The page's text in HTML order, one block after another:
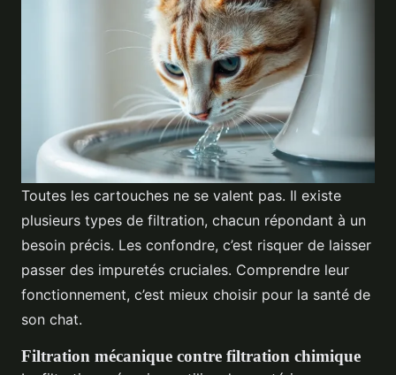
Toutes les cartouches ne se valent pas. Il existe
plusieurs types de filtration, chacun répondant à un
besoin précis. Les confondre, c’est risquer de laisser
passer des impuretés cruciales. Comprendre leur
fonctionnement, c’est mieux choisir pour la santé de
son chat.
Filtration mécanique contre filtration chimique